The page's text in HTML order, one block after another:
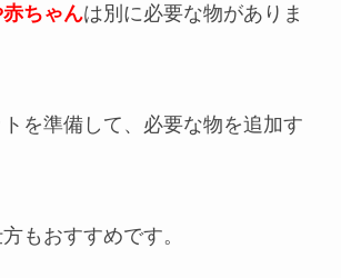
ちゃんは別に必要な物がありま
を準備して、必要な物を追加す
もおすすめです。